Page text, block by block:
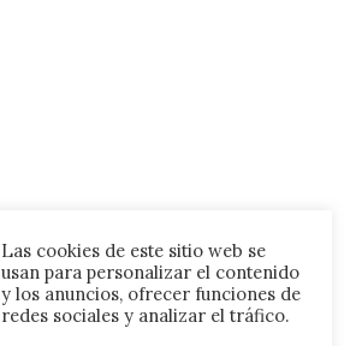
Las cookies de este sitio web se
usan para personalizar el contenido
y los anuncios, ofrecer funciones de
redes sociales y analizar el tráfico.